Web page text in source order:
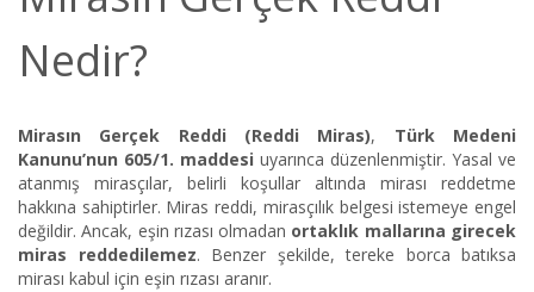
Nedir?
Mirasın Gerçek Reddi (Reddi Miras), Türk Medeni
Kanunu’nun 605/1. maddesi uyarınca düzenlenmiştir. Yasal ve
atanmış mirasçılar, belirli koşullar altında mirası reddetme
hakkına sahiptirler. Miras reddi, mirasçılık belgesi istemeye engel
değildir. Ancak, eşin rızası olmadan ortaklık mallarına girecek
miras reddedilemez. Benzer şekilde, tereke borca batıksa
mirası kabul için eşin rızası aranır.